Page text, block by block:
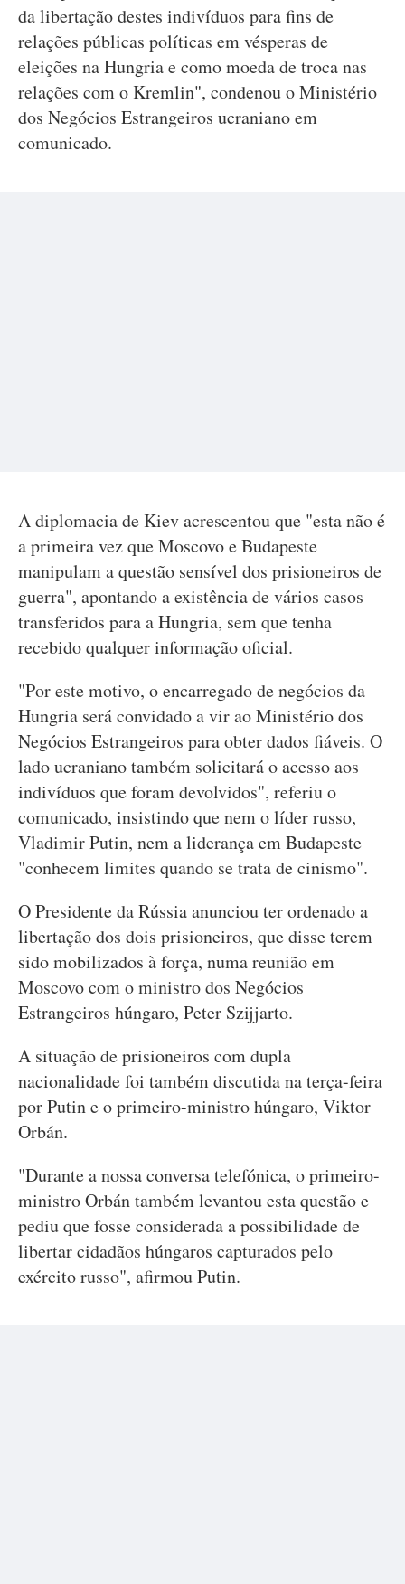
da libertação destes indivíduos para fins de
relações públicas políticas em vésperas de
eleições na Hungria e como moeda de troca nas
relações com o Kremlin", condenou o Ministério
dos Negócios Estrangeiros ucraniano em
comunicado.
A diplomacia de Kiev acrescentou que "esta não é
a primeira vez que Moscovo e Budapeste
manipulam a questão sensível dos prisioneiros de
guerra", apontando a existência de vários casos
transferidos para a Hungria, sem que tenha
recebido qualquer informação oficial.
"Por este motivo, o encarregado de negócios da
Hungria será convidado a vir ao Ministério dos
Negócios Estrangeiros para obter dados fiáveis. O
lado ucraniano também solicitará o acesso aos
indivíduos que foram devolvidos", referiu o
comunicado, insistindo que nem o líder russo,
Vladimir Putin, nem a liderança em Budapeste
"conhecem limites quando se trata de cinismo".
O Presidente da Rússia anunciou ter ordenado a
libertação dos dois prisioneiros, que disse terem
sido mobilizados à força, numa reunião em
Moscovo com o ministro dos Negócios
Estrangeiros húngaro, Peter Szijjarto.
A situação de prisioneiros com dupla
nacionalidade foi também discutida na terça-feira
por Putin e o primeiro-ministro húngaro, Viktor
Orbán.
"Durante a nossa conversa telefónica, o primeiro-
ministro Orbán também levantou esta questão e
pediu que fosse considerada a possibilidade de
libertar cidadãos húngaros capturados pelo
exército russo", afirmou Putin.